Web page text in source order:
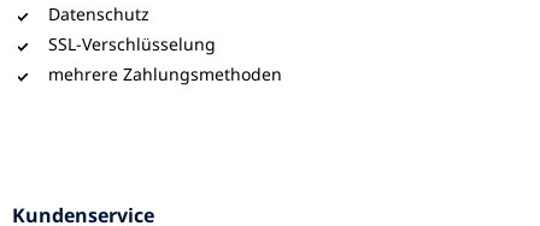
Datenschutz
SSL-Verschlüsselung
mehrere Zahlungsmethoden
Kundenservice